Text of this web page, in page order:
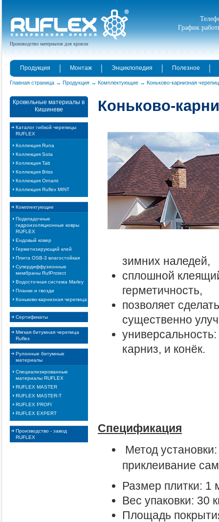
Производство материалов для кровли
График
Продукция Монтаж Энциклопедия Полезное
Главная страница Продукция Комплектующие Коньково-карнизная
Коньково-
зимних наледей,
сплошной
герметичность,
позволяет
существенно
карниз, и конёк.
Спецификация
Метод
приклеивание
Размер плитки: 1
Вес упаковки: 30
Площадь
Кровельные материалы в
Кишиневе
Каталог гибкой черепицы
RUFLEX
Коллекция Runa
Коллекция Sota
Коллекция Tab
Коллекция Briss
Коллекция Ornami
Коллекция Ruflex MINT
Комплектующие
Подкладочные
гидроизоляционные ковры
RUFLEX
Ендовый ковер
Герметизирующий клей
Плита OSB-3 влагостойкая
Супердиффузионные
мембраны RufProtect
Водосточная система Marley
Планки и гвозди
Коньково-карнизная черепица
Сертификаты
Мягкая битумная черепица
Ruflex
Рулонные битумные
материалы
Специализированные
материалы RUFLEX
RUFLEX MASTER
RUFLEX MASTER-T
RUFLEX PROFI
RUFLEX EXPERT
Производство - завод
RUFLEX